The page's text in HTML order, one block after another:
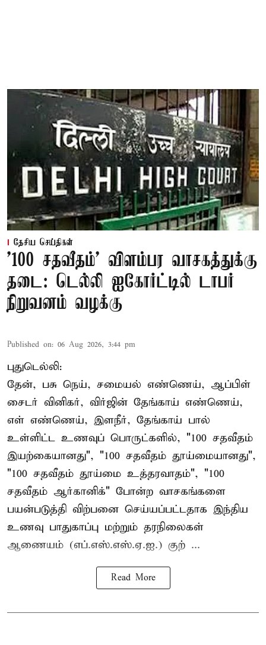
தேசிய செய்திகள்
'100 சதவீதம்' விளம்பர வாசகத்துக்கு
தடை: டெல்லி ஐகோர்ட்டில் டாபர்
நிறுவனம் வழக்கு
Published on: 06 Aug 2026, 3:44 pm
புதுடெல்லி:
தேன், பசு நெய், சமையல் எண்ணெய், ஆப்பிள்
சைடர் வினிகர், விர்ஜின் தேங்காய் எண்ணெய்,
எள் எண்ணெய், இளநீர், தேங்காய் பால்
உள்ளிட்ட உணவுப் பொருட்களில், "100 சதவீதம்
இயற்கையானது", "100 சதவீதம் தூய்மையானது",
"100 சதவீதம் தூய்மை உத்தரவாதம்", "100
சதவீதம் ஆர்கானிக்" போன்ற வாசகங்களை
பயன்படுத்தி விற்பனை செய்யப்பட்டதாக இந்திய
உணவு பாதுகாப்பு மற்றும் தரநிலைகள்
ஆணையம் (எப்.எஸ்.எஸ்.ஏ.ஐ.) குற் ...
Read More